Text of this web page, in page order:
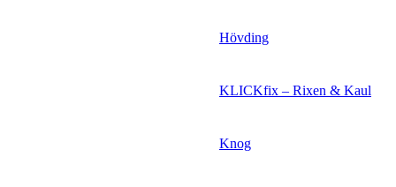
Hövding
KLICKfix – Rixen & Kaul
Knog